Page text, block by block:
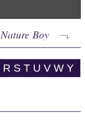
Nature Boy
R S T U V W Y